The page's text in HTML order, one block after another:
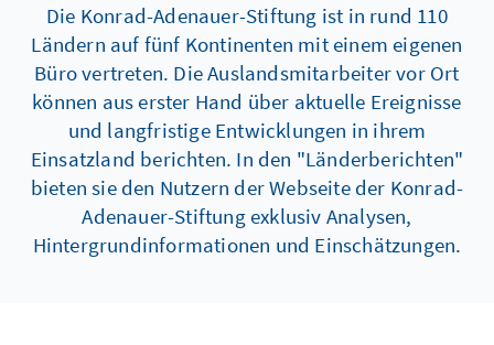
Die Konrad-Adenauer-Stiftung ist in rund 110
Ländern auf fünf Kontinenten mit einem eigenen
Büro vertreten. Die Auslandsmitarbeiter vor Ort
können aus erster Hand über aktuelle Ereignisse
und langfristige Entwicklungen in ihrem
Einsatzland berichten. In den "Länderberichten"
bieten sie den Nutzern der Webseite der Konrad-
Adenauer-Stiftung exklusiv Analysen,
Hintergrundinformationen und Einschätzungen.